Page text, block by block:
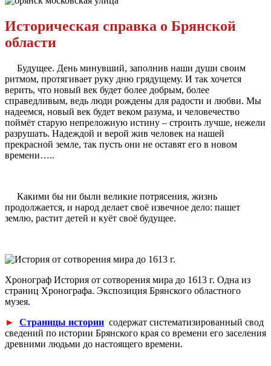
Историческая справка о Брянской
области
Будущее. День минувший, заполнив наши души своим
ритмом, протягивает руку дню грядущему. И так хочется
верить, что новый век будет более добрым, более
справедливым, ведь люди рождены для радости и любви. Мы
надеемся, новый век будет веком разума, и человечество
поймёт старую непреложную истину – строить лучше, нежели
разрушать. Надеждой и верой жив человек на нашей
прекрасной земле, так пусть они не оставят его в новом
времени…..
Какими бы ни были великие потрясения, жизнь
продолжается, и народ делает своё извечное дело: пашет
землю, растит детей и куёт своё будущее.
Хронограф История от сотворения мира до 1613 г. Одна из
страниц Хронографа. Экспозиция Брянского областного
музея.
►
Страницы истории содержат систематизированный свод
сведений по истории Брянского края со времени его заселения
древними людьми до настоящего времени.